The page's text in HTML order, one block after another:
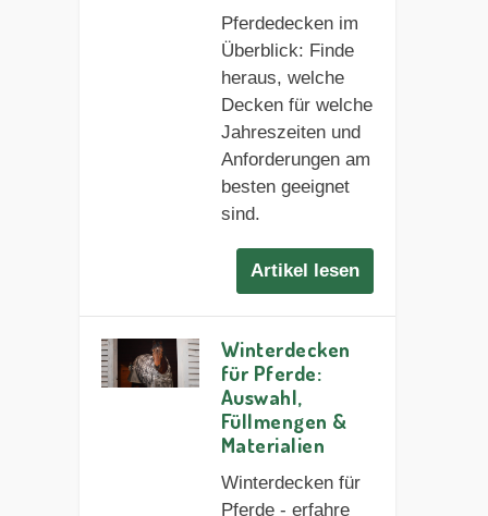
Pferdedecken im
Überblick: Finde
heraus, welche
Decken für welche
Jahreszeiten und
Anforderungen am
besten geeignet
sind.
Artikel lesen
Winterdecken
für Pferde:
Auswahl,
Füllmengen &
Materialien
Winterdecken für
Pferde - erfahre